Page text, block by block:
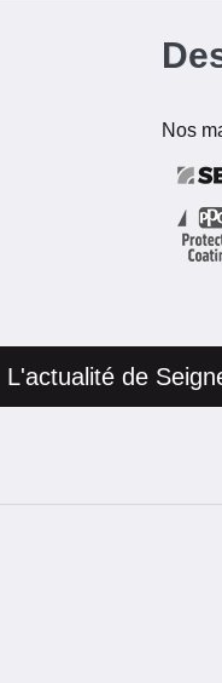
14:00 -
Nos
L'actualité de